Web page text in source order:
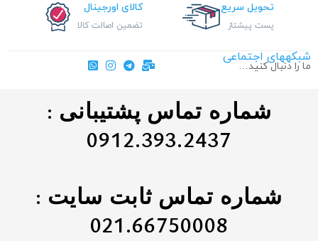
تحویل سریع
پست پیشتاز
کالای اورجینال
تضمین اصالت کالا
شبکههای اجتماعی
ما را دنبال کنید…
شماره تماس پشتیبانی :
0912.393.2437
شماره تماس ثابت سایت :
021.66750008